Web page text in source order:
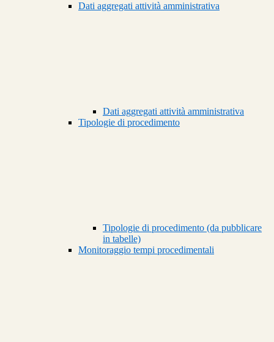
Dati aggregati attività amministrativa
Dati aggregati attività amministrativa
Tipologie di procedimento
Tipologie di procedimento (da pubblicare
in tabelle)
Monitoraggio tempi procedimentali